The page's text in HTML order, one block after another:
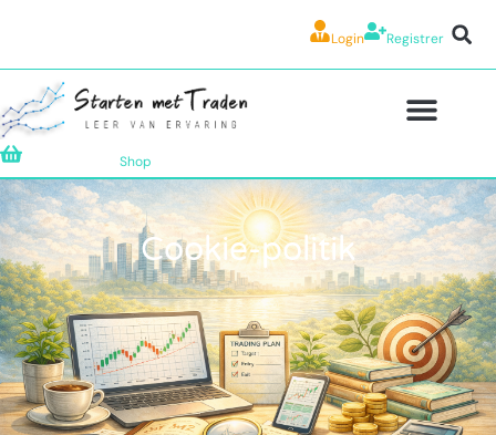
Login Registrer
Shop
Cookie-politik